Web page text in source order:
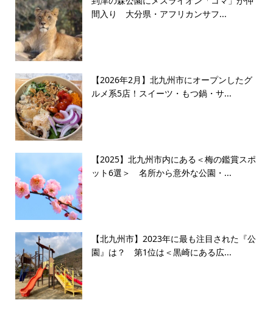
間入り 大分県・アフリカンサフ...
【2026年2月】北九州市にオープンしたグ
ルメ系5店！スイーツ・もつ鍋・サ...
【2025】北九州市内にある＜梅の鑑賞スポ
ット6選＞ 名所から意外な公園・...
【北九州市】2023年に最も注目された『公
園』は？ 第1位は＜黒崎にある広...